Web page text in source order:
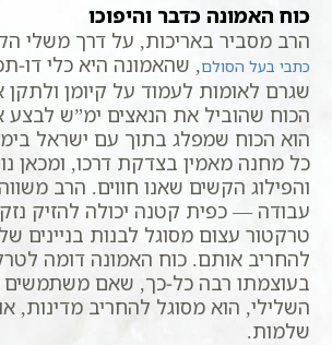
כוח האמונה כדבר והיפוכו
הרב מסביר באריכות, על דרך משלי
כתבי בעל הסולם, שהאמונה היא כלי דו-
שגרם לאומות לעמוד על קיומן
הכוח שהוביל את הנאצים ימ”ש לבצע
הוא הכוח שמפלג בתוך עם ישראל
כל מחנה מאמין בצדקת דרכו, ומכאן
והפילוג הקשים שאנו חווים. הרב
עבודה — כפית קטנה יכולה להזיק
טרקטור עצום מסוגל לבנות בניינים
להחריב אותם. כוח האמונה דומה
בעוצמתו רבה כל-כך, שאם משתמשים
השלילי, הוא מסוגל להחריב מדינות,
שלמות.